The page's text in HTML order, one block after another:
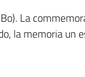
La
la memoria